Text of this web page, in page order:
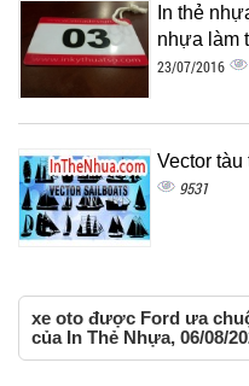
In thẻ
nhựa làm
23/07/2016
Vector tàu
9531
xe oto được Ford ưa
của In Thẻ Nhựa, 06/08/